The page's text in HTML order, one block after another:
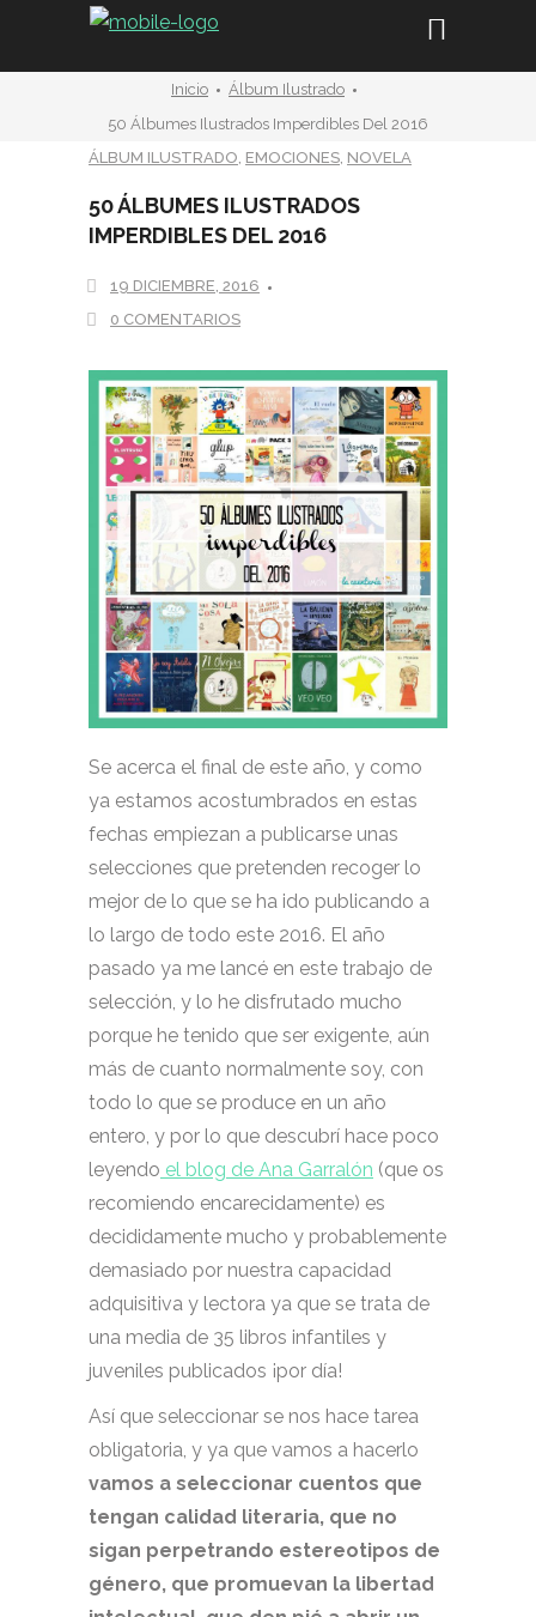
Inicio
Álbum Ilustrado
50 Álbumes Ilustrados Imperdibles Del 2016
ÁLBUM ILUSTRADO, EMOCIONES, NOVELA
50 ÁLBUMES ILUSTRADOS
IMPERDIBLES DEL 2016
19 DICIEMBRE, 2016
0 COMENTARIOS
Se acerca el final de este año, y como
ya estamos acostumbrados en estas
fechas empiezan a publicarse unas
selecciones que pretenden recoger lo
mejor de lo que se ha ido publicando a
lo largo de todo este 2016. El año
pasado ya me lancé en este trabajo de
selección, y lo he disfrutado mucho
porque he tenido que ser exigente, aún
más de cuanto normalmente soy, con
todo lo que se produce en un año
entero, y por lo que descubrí hace poco
leyendo el blog de Ana Garralón (que os
recomiendo encarecidamente) es
decididamente mucho y probablemente
demasiado por nuestra capacidad
adquisitiva y lectora ya que se trata de
una media de 35 libros infantiles y
juveniles publicados ¡por día!
Así que seleccionar se nos hace tarea
obligatoria, y ya que vamos a hacerlo
vamos a seleccionar cuentos que
tengan calidad literaria, que no
sigan perpetrando estereotipos de
género, que promuevan la libertad